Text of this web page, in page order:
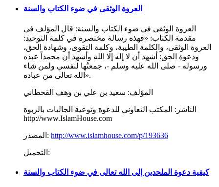
العروة الوثقى في ضوء الكتاب والسنة
العروة الوثقى في ضوء الكتاب والسنة: قال المؤلف في
مقدمة الكتاب: «فهذه رسالة مختصرة في كلمة التوحيد:
العروة الوثقى، والكلمة الطيبة، وكلمة التقوى، وشهادة الحق،
ودعوة الحق: أشهد أن لا إله إلا الله وأشهد أن محمداً عبده
ورسوله - صلى الله عليه وسلم -، جمعتُها لنفسي ولمن شاء
الله تعالى من عباده».
المؤلف: سعيد بن علي بن وهف القحطاني
الناشر: المكتب التعاوني للدعوة وتوعية الجاليات بالربوة
http://www.IslamHouse.com
المصدر: http://www.islamhouse.com/p/193636
التحميل:
كيفية دعوة الملحدين إلى الله تعالى في ضوء الكتاب والسنة